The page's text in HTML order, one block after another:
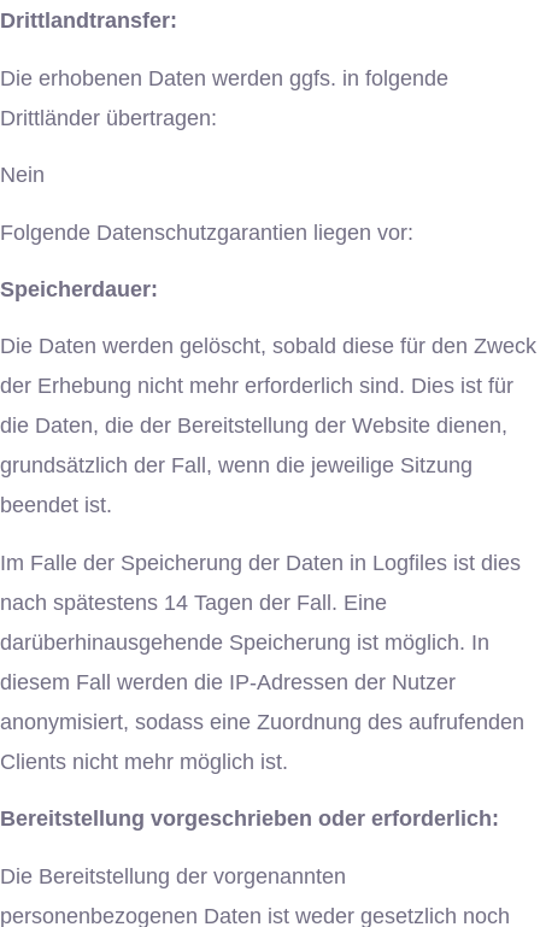
Drittlandtransfer:
Die erhobenen Daten werden ggfs. in folgende
Drittländer übertragen:
Nein
Folgende Datenschutzgarantien liegen vor:
Speicherdauer:
Die Daten werden gelöscht, sobald diese für den Zweck
der Erhebung nicht mehr erforderlich sind. Dies ist für
die Daten, die der Bereitstellung der Website dienen,
grundsätzlich der Fall, wenn die jeweilige Sitzung
beendet ist.
Im Falle der Speicherung der Daten in Logfiles ist dies
nach spätestens 14 Tagen der Fall. Eine
darüberhinausgehende Speicherung ist möglich. In
diesem Fall werden die IP-Adressen der Nutzer
anonymisiert, sodass eine Zuordnung des aufrufenden
Clients nicht mehr möglich ist.
Bereitstellung vorgeschrieben oder erforderlich:
Die Bereitstellung der vorgenannten
personenbezogenen Daten ist weder gesetzlich noch